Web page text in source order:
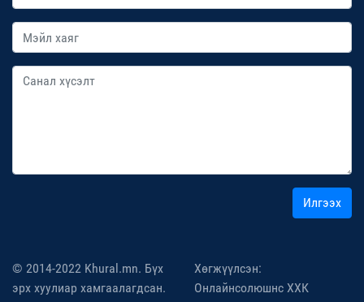
Илгээх
© 2014-2022 Khural.mn. Бүх
эрх хуулиар хамгаалагдсан.
Хөгжүүлсэн:
Онлайнсолюшнс ХХК